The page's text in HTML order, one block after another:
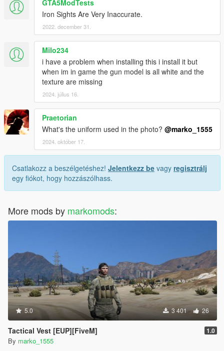
GTA5ModTests
Iron Sights Are Very Inaccurate.
2022. december 31.
Milo234
i have a problem when installing this i install it but
when im in game the gun model is all white and the
texture are missing
2024. július 16.
Praetorian
What's the uniform used in the photo? @marko_1555
2024. október 17.
Csatlakozz a beszélgetéshez! Jelentkezz be vagy regisztrálj
egy fiókot, hogy hozzászólhass.
More mods by markomods:
5.0 3 401 26
Tactical Vest [EUP][FiveM] 1.0
By marko_1555